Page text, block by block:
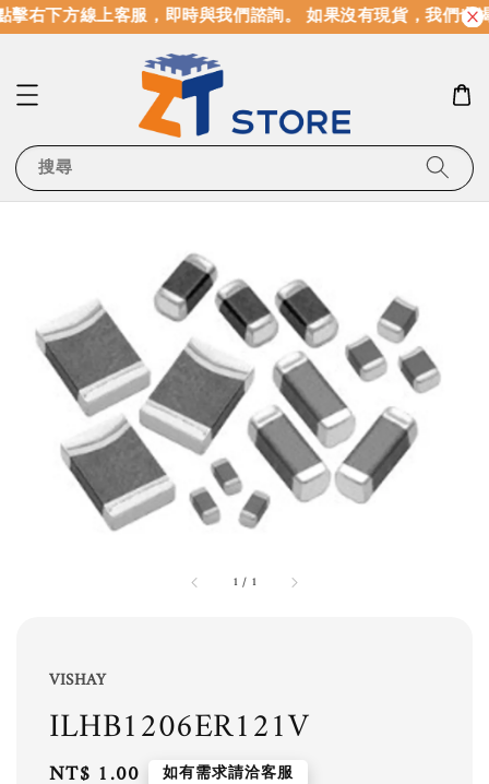
右下方線上客服，即時與我們諮詢。 如果沒有現貨，我們也
搜尋
1 / 1
VISHAY
ILHB1206ER121V
Regular
NT$ 1.00 如有需求請洽客服